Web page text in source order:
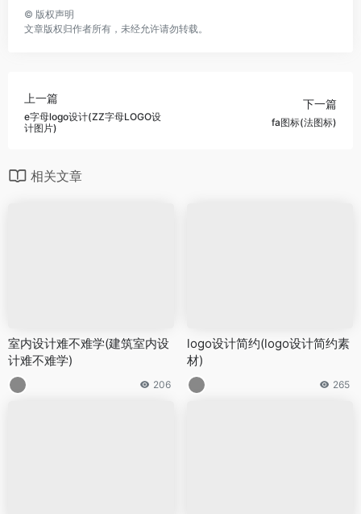
© 版权声明
文章版权归作者所有，未经允许请勿转载。
上一篇
e字母logo设计(ZZ字母LOGO设
计图片)
下一篇
fa图标(法图标)
相关文章
室内设计难不难学(建筑室内设
计难不难学)
206
logo设计简约(logo设计简约素
材)
265